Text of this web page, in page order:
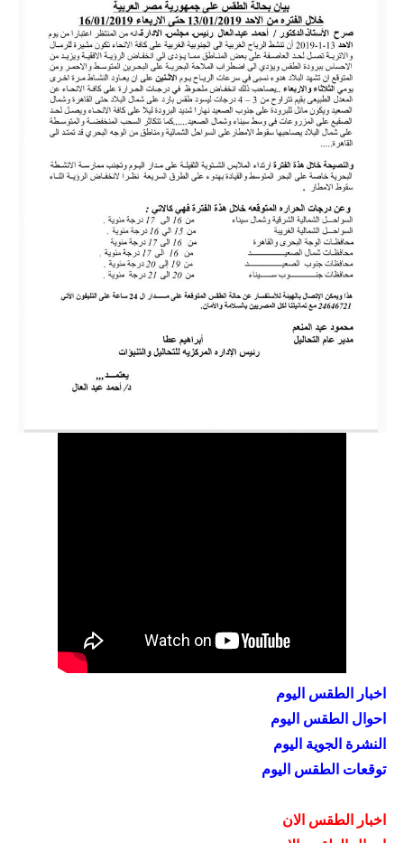
اخبار الطقس اليوم
احوال الطقس اليوم
النشرة الجوية اليوم
توقعات الطقس اليوم
اخبار الطقس الان